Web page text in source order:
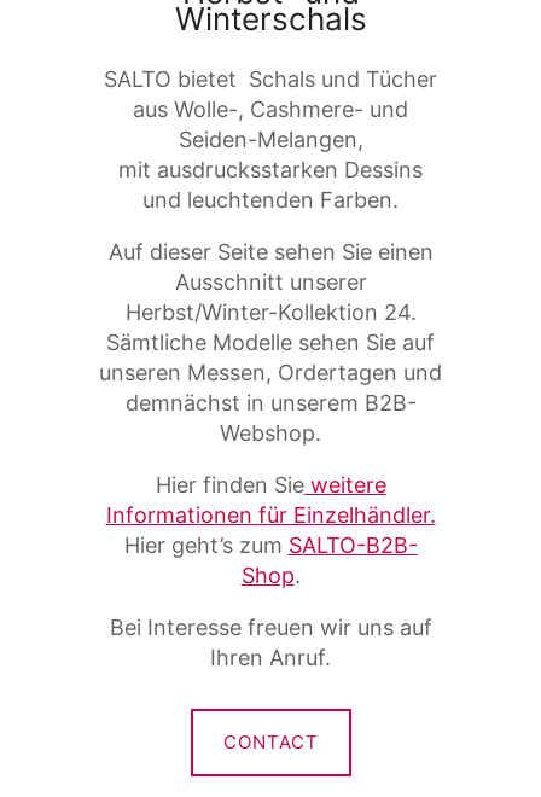
Winterschals
SALTO bietet Schals und Tücher
aus Wolle-, Cashmere- und
Seiden-Melangen,
mit ausdrucksstarken Dessins
und leuchtenden Farben.
Auf dieser Seite sehen Sie einen
Ausschnitt unserer
Herbst/Winter-Kollektion 24.
Sämtliche Modelle sehen Sie auf
unseren Messen, Ordertagen und
demnächst in unserem B2B-
Webshop.
Hier finden Sieweitere
Informationen für Einzelhändler.
Hier geht’s zum SALTO-B2B-
Shop.
Bei Interesse freuen wir uns auf
Ihren Anruf.
CONTACT